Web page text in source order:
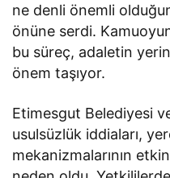
ne denli önemli
önüne serdi.
bu süreç, adaletin
önem taşıyor.
Etimesgut Belediyesi
usulsüzlük iddiaları,
mekanizmalarının